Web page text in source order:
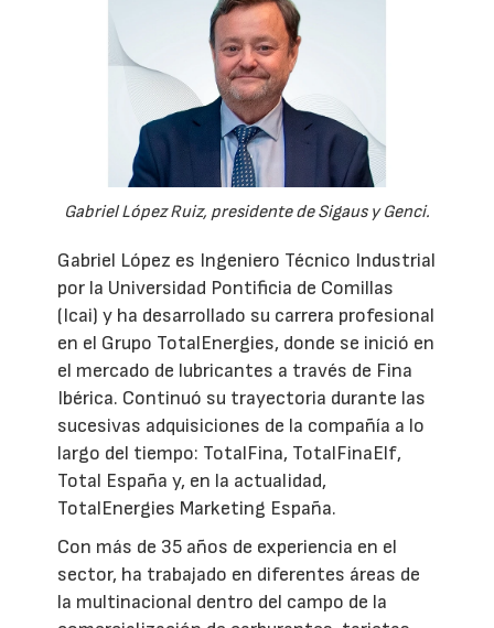
Gabriel López Ruiz, presidente de Sigaus y Genci.
Gabriel López es Ingeniero Técnico Industrial
por la Universidad Pontificia de Comillas
(Icai) y ha desarrollado su carrera profesional
en el Grupo TotalEnergies, donde se inició en
el mercado de lubricantes a través de Fina
Ibérica. Continuó su trayectoria durante las
sucesivas adquisiciones de la compañía a lo
largo del tiempo: TotalFina, TotalFinaElf,
Total España y, en la actualidad,
TotalEnergies Marketing España.
Con más de 35 años de experiencia en el
sector, ha trabajado en diferentes áreas de
la multinacional dentro del campo de la